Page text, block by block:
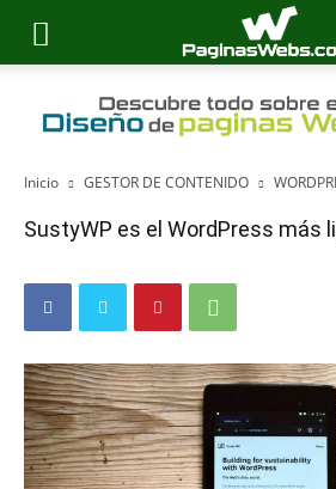
Inicio GESTOR DE CONTENIDO
SustyWP es el WordPress más